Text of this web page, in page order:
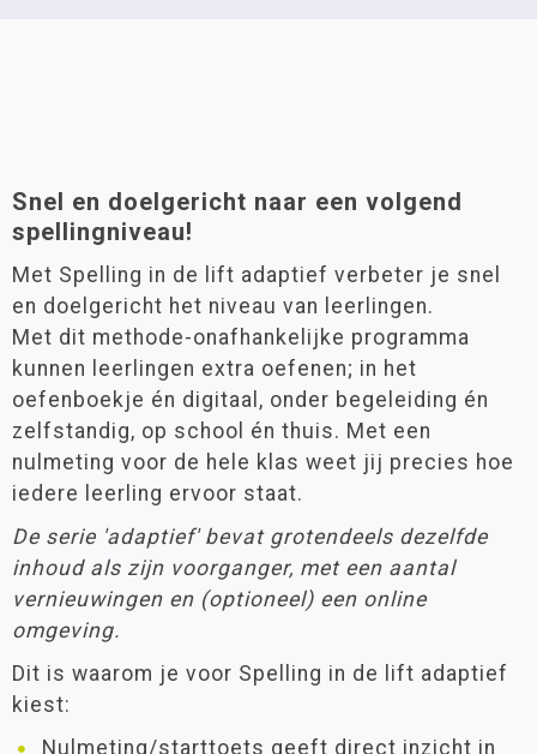
Snel en doelgericht naar een volgend
spellingniveau!
Met Spelling in de lift adaptief verbeter je snel
en doelgericht het niveau van leerlingen.
Met dit methode-onafhankelijke programma
kunnen leerlingen extra oefenen; in het
oefenboekje én digitaal, onder begeleiding én
zelfstandig, op school én thuis. Met een
nulmeting voor de hele klas weet jij precies hoe
iedere leerling ervoor staat.
De serie 'adaptief' bevat grotendeels dezelfde
inhoud als zijn voorganger, met een aantal
vernieuwingen en (optioneel) een online
omgeving.
Dit is waarom je voor Spelling in de lift adaptief
kiest:
Nulmeting/starttoets geeft direct inzicht in